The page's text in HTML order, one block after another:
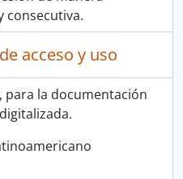
consecutiva.
acceso y uso
para la documentación